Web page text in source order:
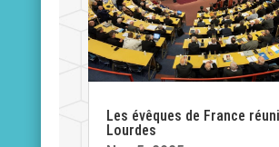
Les évêques de France
Lourdes